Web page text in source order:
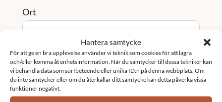
Hantera samtycke
För att ge en bra upplevelse använder vi teknik som cookies för att lagra
och/eller komma åt enhetsinformation. När du samtycker till dessa tekniker kan
vi behandla data som surfbeteende eller unika ID:n på denna webbplats. Om
du inte samtycker eller om du återkallar ditt samtycke kan detta påverka vissa
funktioner negativt.
Ort
Meddelande*